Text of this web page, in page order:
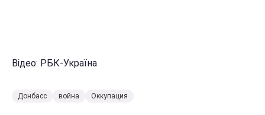
Відео: РБК-Україна
Донбасс война Оккупация